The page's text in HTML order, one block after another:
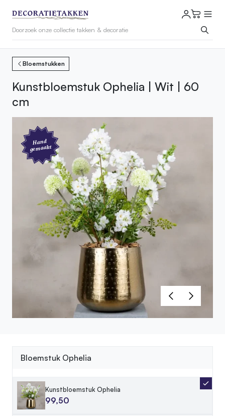
Bloemstukken
Kunstbloemstuk Ophelia | Wit | 60
cm
Hand
gemaakt
Bloemstuk Ophelia
Kunstbloemstuk Ophelia
99,50